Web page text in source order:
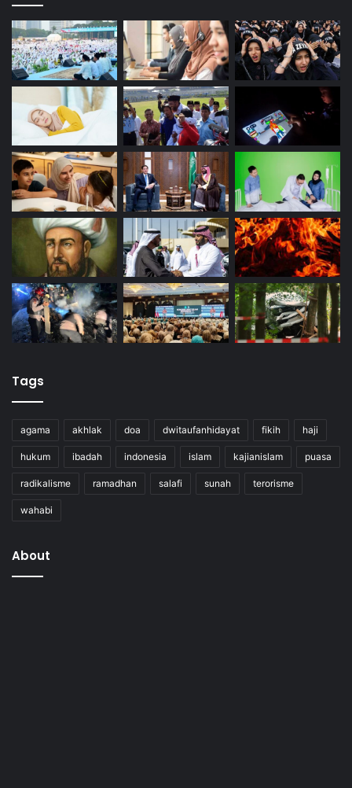
Tags
agama akhlak doa dwitaufanhidayat fikih haji
hukum ibadah indonesia islam kajianislam puasa
radikalisme ramadhan salafi sunah terorisme
wahabi
About